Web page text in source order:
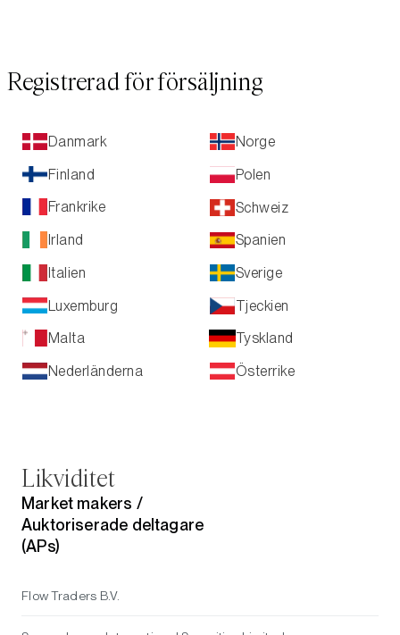
Registrerad för försäljning
Danmark
Finland
Frankrike
Irland
Italien
Luxemburg
Malta
Nederländerna
Norge
Polen
Schweiz
Spanien
Sverige
Tjeckien
Tyskland
Österrike
Likviditet
Market makers /
Auktoriserade deltagare
(APs)
Flow Traders B.V.